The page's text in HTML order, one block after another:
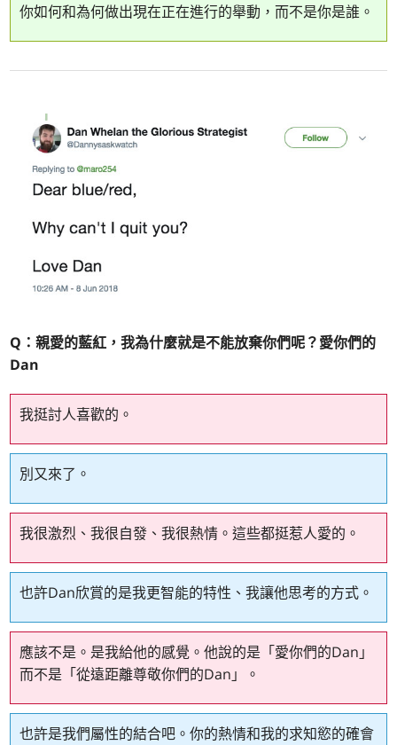
你如何和為何做出現在正在進行的舉動，而不是你是誰。
Q：親愛的藍紅，我為什麼就是不能放棄你們呢？愛你們的
Dan
我挺討人喜歡的。
別又來了。
我很激烈、我很自發、我很熱情。這些都挺惹人愛的。
也許Dan欣賞的是我更智能的特性、我讓他思考的方式。
應該不是。是我給他的感覺。他說的是「愛你們的Dan」
而不是「從遠距離尊敬你們的Dan」。
也許是我們屬性的結合吧。你的熱情和我的求知慾的確會